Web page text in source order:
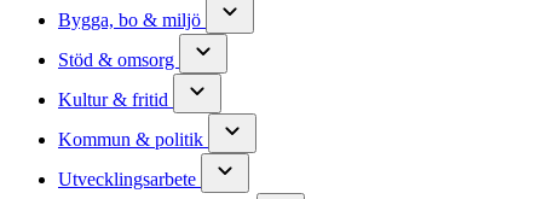
Bygga, bo & miljö
Stöd & omsorg
Kultur & fritid
Kommun & politik
Utvecklingsarbete